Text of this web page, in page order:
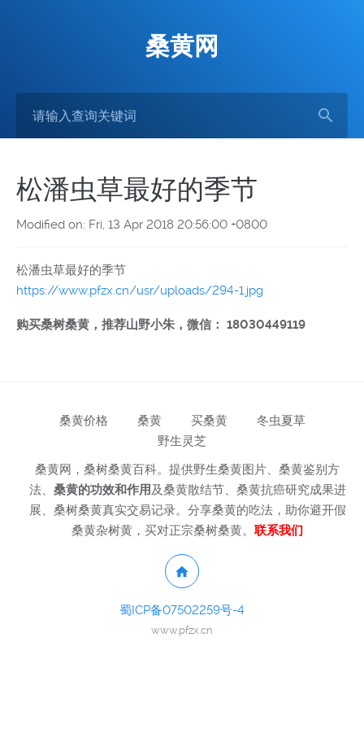
桑黄网
松潘虫草最好的季节
Modified on: Fri, 13 Apr 2018 20:56:00 +0800
松潘虫草最好的季节
https://www.pfzx.cn/usr/uploads/294-1.jpg
购买桑树桑黄，推荐山野小朱，微信： 18030449119
桑黄价格 桑黄 买桑黄
冬虫夏草
野生灵芝
桑黄网，桑树桑黄百科。提供野生桑黄图片、桑黄鉴别方
法、 桑黄的功效和作用及桑黄散结节、桑黄抗癌研究成果进
展、桑树桑黄真实交易记录。分享桑黄的吃法，助你避开假
桑黄杂树黄，买对正宗桑树桑黄。 联系我们
蜀ICP备07502259号-4
www.pfzx.cn